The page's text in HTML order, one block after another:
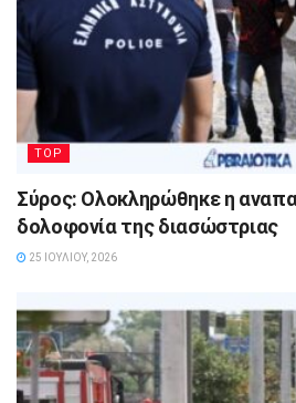
TOP
Σύρος: Ολοκληρώθηκε η
δολοφονία της διασώστριας
25 ΙΟΥΛΊΟΥ, 2026